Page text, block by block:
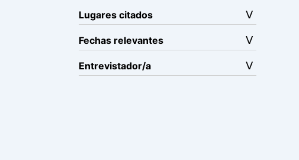
Lugares citados
Fechas relevantes
Entrevistador/a